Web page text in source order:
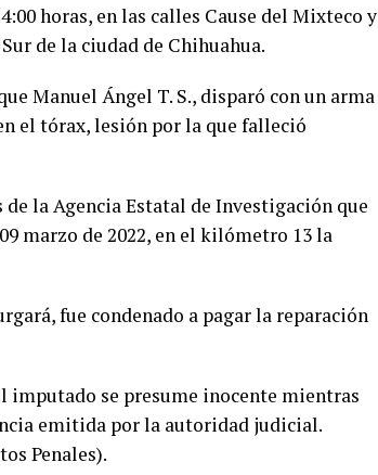
horas, en las calles Cause del Mixteco y
de la ciudad de Chihuahua.
Manuel Ángel T. S., disparó con un arma
el tórax, lesión por la que falleció
la Agencia Estatal de Investigación que
marzo de 2022, en el kilómetro 13 la
fue condenado a pagar la reparación
imputado se presume inocente mientras
emitida por la autoridad judicial.
Penales).